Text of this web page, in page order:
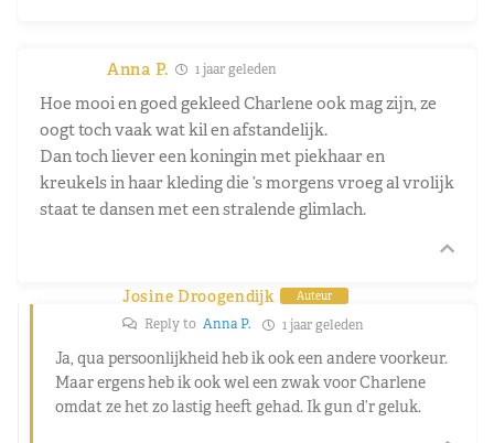
Anna P. 1 jaar geleden
Hoe mooi en goed gekleed Charlene ook mag zijn, ze
oogt toch vaak wat kil en afstandelijk.
Dan toch liever een koningin met piekhaar en
kreukels in haar kleding die ’s morgens vroeg al vrolijk
staat te dansen met een stralende glimlach.
Josine Droogendijk Auteur
Reply to Anna P. 1 jaar geleden
Ja, qua persoonlijkheid heb ik ook een andere voorkeur.
Maar ergens heb ik ook wel een zwak voor Charlene
omdat ze het zo lastig heeft gehad. Ik gun d’r geluk.